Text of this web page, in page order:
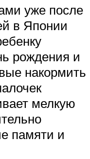
уже после
в Японии
рождения и
накормить
мелкую
памяти и